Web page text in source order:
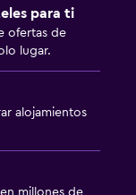
para ti
ofertas de
lugar.
alojamientos
millones de